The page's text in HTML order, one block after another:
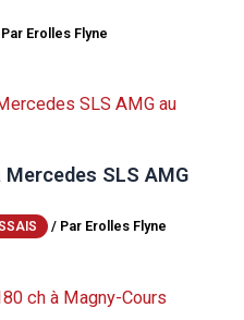
Erolles Flyne
Mercedes SLS AMG
/ Par Erolles Flyne